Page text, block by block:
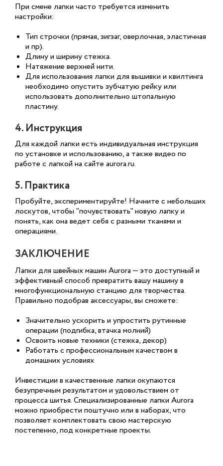
При смене лапки часто требуется изменить
настройки:
Тип строчки (прямая, зигзаг, оверлочная, эластичная
и пр).
Длину и ширину стежка.
Натяжение верхней нити.
Для использования лапки для вышивки и квилтинга
необходимо опустить зубчатую рейку или
использовать дополнительно штопальную
пластину.
4. Инструкция
Для каждой лапки есть индивидуальная инструкция
по установке и использованию, а также видео по
работе с лапкой на сайте aurora.ru.
5. Практика
Пробуйте, экспериментируйте! Начните с небольших
лоскутов, чтобы "почувствовать" новую лапку и
понять, как она ведет себя с разными тканями и
операциями.
ЗАКЛЮЧЕНИЕ
Лапки для швейных машин Aurora — это доступный и
эффективный способ превратить вашу машину в
многофункциональную станцию для творчества.
Правильно подобрав аксессуары, вы сможете:
Значительно ускорить и упростить рутинные
операции (подгибка, втачка молний)
Освоить новые техники (стежка, декор)
Работать с профессиональным качеством в
домашних условиях
Инвестиции в качественные лапки окупаются
безупречным результатом и удовольствием от
процесса шитья. Специализированные лапки Aurora
можно приобрести поштучно или в наборах, что
позволяет комплектовать свою мастерскую
постепенно, под конкретные проекты.